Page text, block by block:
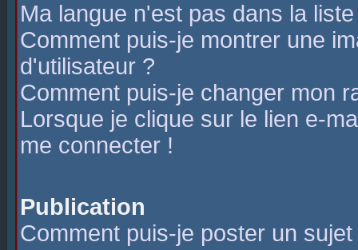
Ma langue n'est pas dans la
Comment puis-je montrer une
d'utilisateur ?
Comment puis-je changer mon
Lorsque je clique sur le lien e-
me connecter !
Publication
Comment puis-je poster un